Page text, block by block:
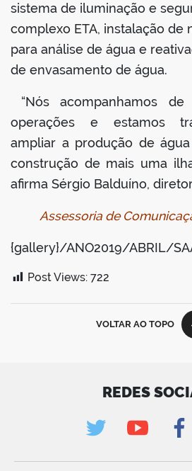
sistema de iluminação e
complexo ETA, instalação de
para análise de água e
de envasamento de água.
“Nós acompanhamos
operações e estamos
ampliar a produção de
construção de mais uma
afirma Sérgio Balduíno,
Assessoria de
{gallery}/ANO2019/ABRIL/
Post Views: 722
VOLTAR AO TOPO
REDES